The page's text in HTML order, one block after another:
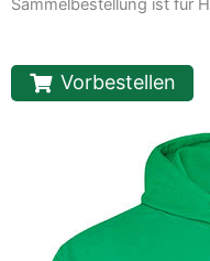
Sammelbestellung ist für
Vorbestellen